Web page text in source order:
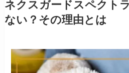
ネクスガードスペクト
ない？その理由とは